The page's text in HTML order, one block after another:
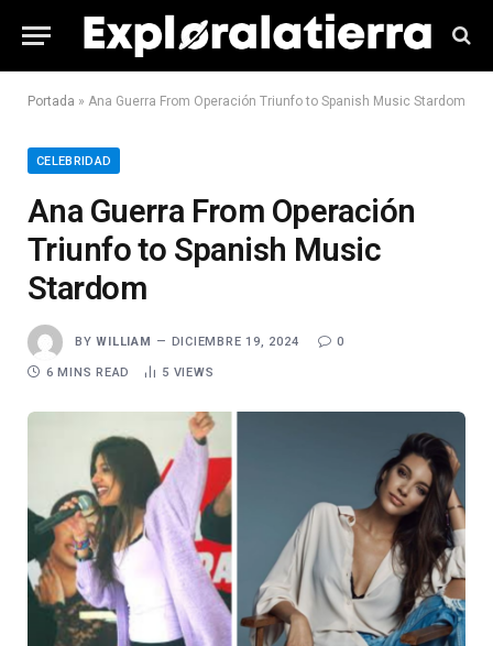
Portada » Ana Guerra From Operación Triunfo to Spanish Music Stardom
CELEBRIDAD
Ana Guerra From Operación
Triunfo to Spanish Music
Stardom
BY WILLIAM DICIEMBRE 19, 2024 0
6 MINS READ 5 VIEWS